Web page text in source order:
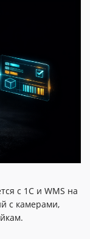
с 1С и WMS на
с камерами,